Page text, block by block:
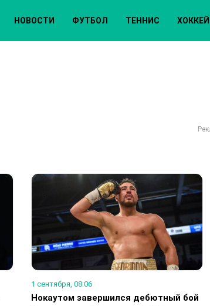
НОВОСТИ ФУТБОЛ ТЕННИС ХОККЕЙ
1 сентября, 08:06
Нокаутом завершился дебютный бой